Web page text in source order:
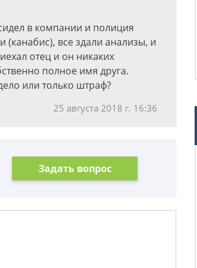
в компании и полиция
(канабис), все здали анализы, и
отец и он никаких
полное имя друга.
или только штраф?
25 августа 2018 г. 16:36
Задать вопрос